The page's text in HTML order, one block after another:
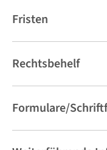
Fristen
Rechtsbehelf
Formulare/